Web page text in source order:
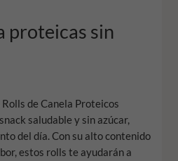
proteicas sin
de Canela Proteicos
saludable y sin azúcar,
del día. Con su alto contenido
estos rolls te ayudarán a